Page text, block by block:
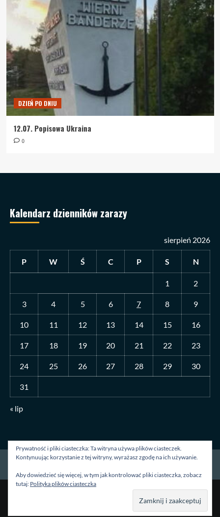
DZIEŃ PO DNIU
12.07. Popisowa Ukraina
0
Kalendarz dzienników zarazy
sierpień 2026
P W Ś C P S N
1 2
3 4 5 6 7 8 9
10 11 12 13 14 15 16
17 18 19 20 21 22 23
24 25 26 27 28 29 30
31
« lip
Strona główna O mnie Blog Kontakt
Prywatność i pliki ciasteczka: Ta witryna używa plików ciasteczek.
Kontynuując korzystanie z tej witryny, wyrażasz zgodę na ich używanie.
Aby dowiedzieć się więcej, w tym jak kontrolować pliki ciasteczka, zobacz
tutaj: Polityka plików ciasteczka